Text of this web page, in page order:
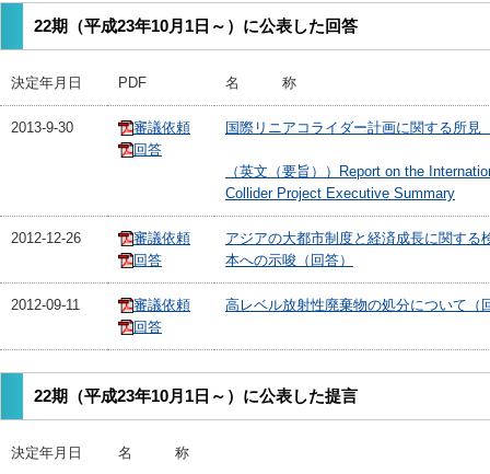
22期（平成23年10月1日～）に公表した回答
決定年月日 PDF 名 称
2013-9-30
審議依頼
回答
国際リニアコライダー計画に関する所見
（英文（要旨））Report on the
Collider Project Executive Summary
2012-12-26
審議依頼
回答
アジアの大都市制度と経済成長に関する
本への示唆（回答）
2012-09-11
審議依頼
回答
高レベル放射性廃棄物の処分について（
22期（平成23年10月1日～）に公表した提言
決定年月日 名 称